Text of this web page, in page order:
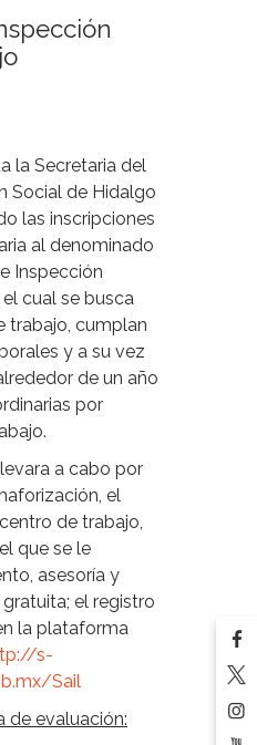
la Secretaria del
Social de Hidalgo
las inscripciones
al denominado
Inspección
el cual se busca
trabajo, cumplan
y a su vez
de un año
por
a cabo por
el
de trabajo,
que se le
asesoría y
el registro
la plataforma
s-
Sail
de evaluación: